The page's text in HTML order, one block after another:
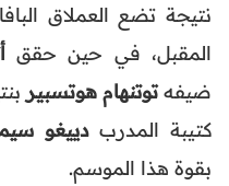
نتيجة تضع العملاق
المقبل، في حين حقق
ضيفهتوتنهام هوتسبير
كتيبة المدربدييغو
بقوة هذا الموسم.